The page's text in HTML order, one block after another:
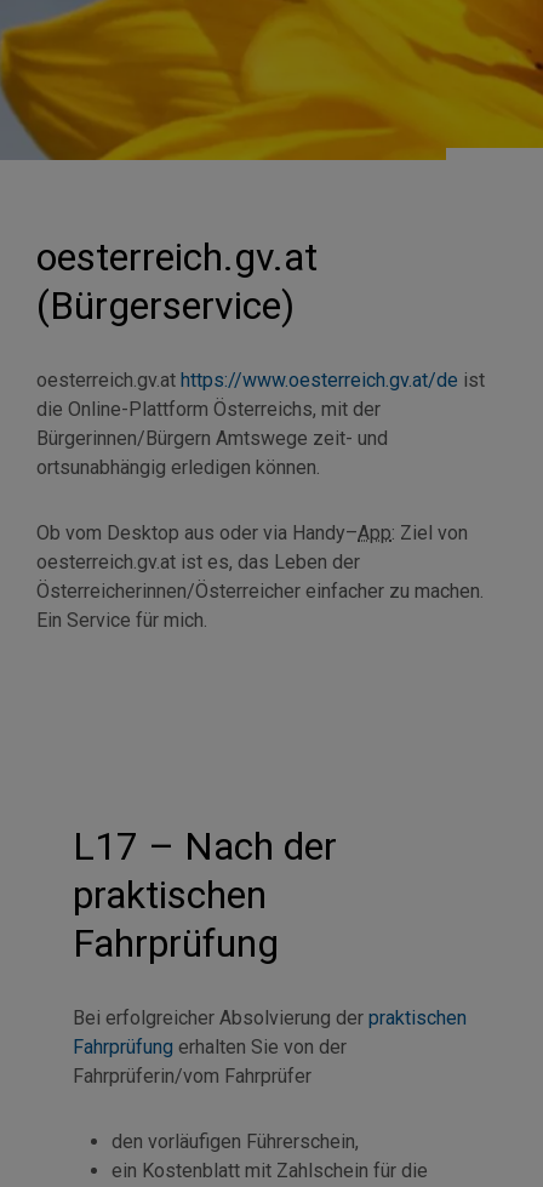
oesterreich.gv.at
(Bürgerservice)
oesterreich.gv.at https://www.oesterreich.gv.at/de ist
die Online-Plattform Österreichs, mit der
Bürgerinnen/Bürgern Amtswege zeit- und
ortsunabhängig erledigen können.
Ob vom Desktop aus oder via Handy–App: Ziel von
oesterreich.gv.at ist es, das Leben der
Österreicherinnen/Österreicher einfacher zu machen.
Ein Service für mich.
L17 – Nach der
praktischen
Fahrprüfung
Bei erfolgreicher Absolvierung der praktischen
Fahrprüfung erhalten Sie von der
Fahrprüferin/vom Fahrprüfer
den vorläufigen Führerschein,
ein Kostenblatt mit Zahlschein für die